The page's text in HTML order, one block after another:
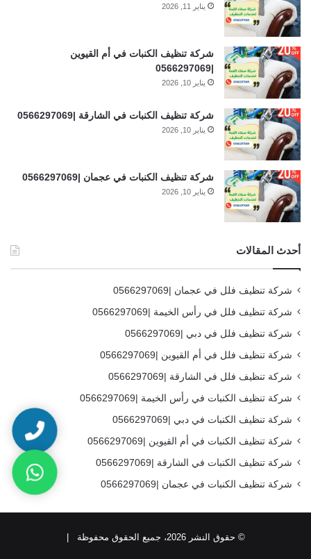
يناير 11, 2026
شركة تنظيف الكنبات في أم القيوين
|0566297069
يناير 10, 2026
شركة تنظيف الكنبات في الشارقة |0566297069
يناير 10, 2026
شركة تنظيف الكنبات في عجمان |0566297069
يناير 10, 2026
أحدث المقالات
شركة تنظيف فلل في عجمان |0566297069
شركة تنظيف فلل في رأس الخيمة |0566297069
شركة تنظيف فلل في دبي |0566297069
شركة تنظيف فلل في أم القيوين |0566297069
شركة تنظيف فلل في الشارقة |0566297069
شركة تنظيف الكنبات في رأس الخيمة |0566297069
شركة تنظيف الكنبات في دبي |0566297069
شركة تنظيف الكنبات في أم القيوين |0566297069
شركة تنظيف الكنبات في الشارقة |0566297069
شركة تنظيف الكنبات في عجمان |0566297069
© حقوق النشر 2026، جميع الحقوق محفوظة |